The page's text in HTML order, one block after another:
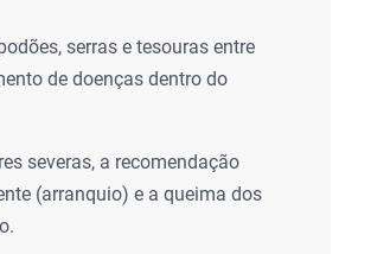
serras e tesouras entre
de doenças dentro do
severas, a recomendação
(arranquio) e a queima dos